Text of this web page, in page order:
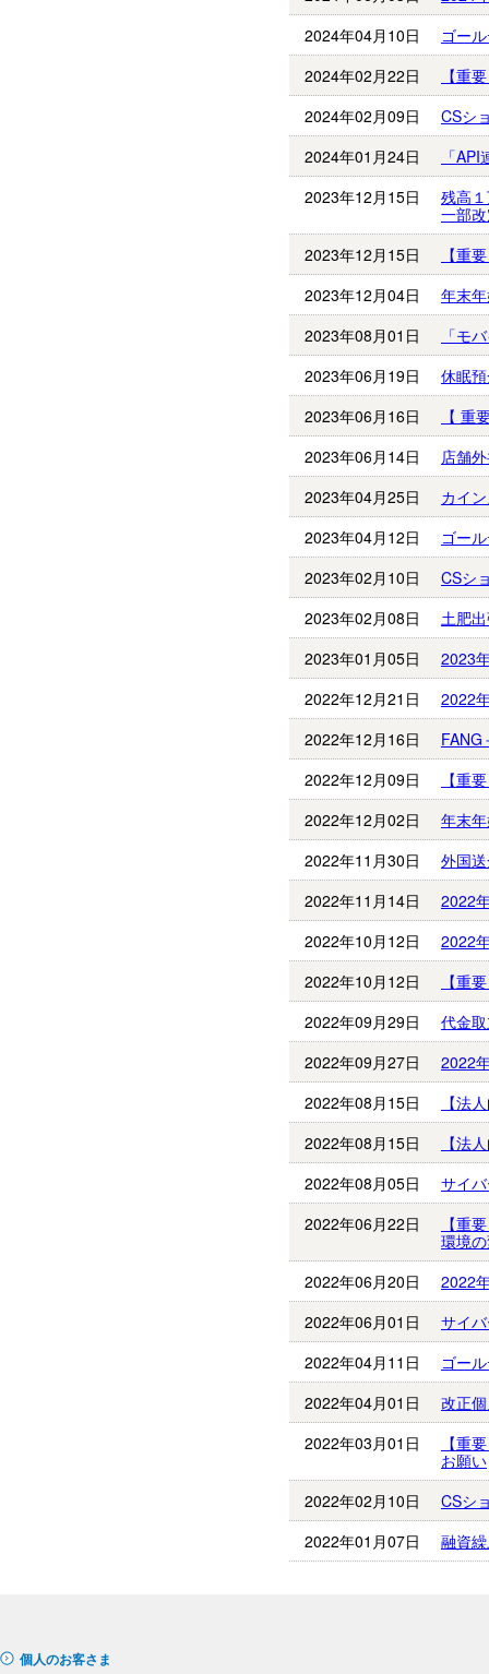
2024年04月10日
ゴー
2024年02月22日
【重
2024年02月09日
CSシ
2024年01月24日
「
2023年12月15日
残高
一部
2023年12月15日
【重
2023年12月04日
年末
2023年08月01日
「モ
2023年06月19日
休眠
2023年06月16日
【 重
2023年06月14日
店舗
2023年04月25日
カイ
2023年04月12日
ゴー
2023年02月10日
CSシ
2023年02月08日
土肥
2023年01月05日
2023
2022年12月21日
2022
2022年12月16日
2022年12月09日
【重
2022年12月02日
年末
2022年11月30日
外国
2022年11月14日
2022
2022年10月12日
2022
2022年10月12日
【重
2022年09月29日
代金
2022年09月27日
2022
2022年08月15日
【法
2022年08月15日
【法
2022年08月05日
サイ
2022年06月22日
【重
環境
2022年06月20日
2022
2022年06月01日
サイ
2022年04月11日
ゴー
2022年04月01日
改正
2022年03月01日
【重
お願い
2022年02月10日
CSシ
2022年01月07日
融資
個人のお客さま